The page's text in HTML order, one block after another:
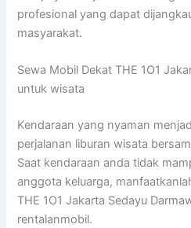
profesional yang dapat
masyarakat.
Sewa Mobil Dekat THE 1O1
untuk wisata
Kendaraan yang nyaman
perjalanan liburan wisata
Saat kendaraan anda tidak
anggota keluarga,
THE 1O1 Jakarta Sedayu
rentalanmobil.